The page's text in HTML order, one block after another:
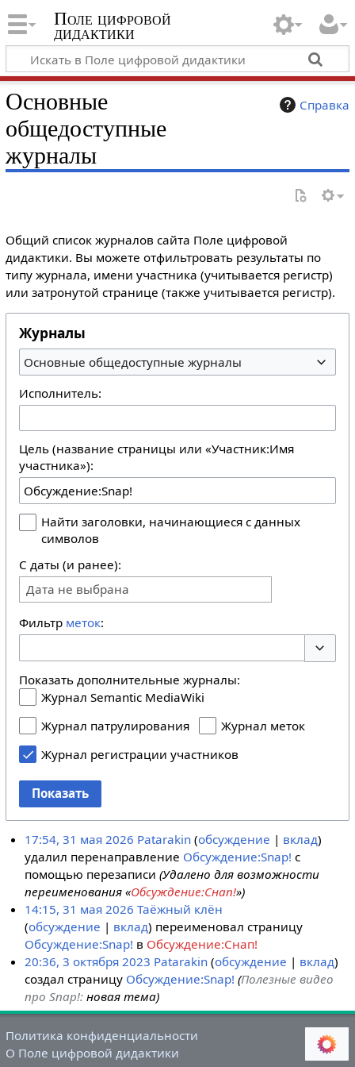
Поле цифровой
дидактики
Справка
Основные
общедоступные
журналы
Общий список журналов сайта Поле цифровой
дидактики. Вы можете отфильтровать результаты по
типу журнала, имени участника (учитывается регистр)
или затронутой странице (также учитывается регистр).
Журналы
Основные общедоступные журналы
Исполнитель:
Цель (название страницы или «Участник:Имя
участника»):
Найти заголовки, начинающиеся с данных
символов
С даты (и ранее):
Дата не выбрана
Фильтр меток:
Показать дополнительные журналы:
Журнал Semantic MediaWiki
Журнал патрулирования
Журнал меток
Журнал регистрации участников
Показать
17:54, 31 мая 2026 Patarakin обсуждение
вклад
удалил перенаправление Обсуждение:Snap! с
помощью перезаписи(Удалено для возможности
переименования «Обсуждение:Снап!»)
14:15, 31 мая 2026 Таёжный клён
обсуждение
вклад переименовал страницу
Обсуждение:Snap! в Обсуждение:Снап!
20:36, 3 октября 2023 Patarakin обсуждение
вклад
создал страницу Обсуждение:Snap! (Полезные видео
про Snap!:новая тема)
Политика конфиденциальности
О Поле цифровой дидактики